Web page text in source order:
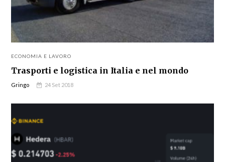
ECONOMIA E LAVORO
Trasporti e logistica in Italia e nel mondo
Gringo 24 Set 2018